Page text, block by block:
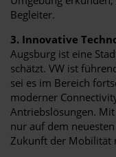
Begleiter.
3. Innovative
Augsburg ist eine
schätzt. VW ist
sei es im Bereich
moderner
Antriebslösungen.
nur auf dem
Zukunft der Mobilität